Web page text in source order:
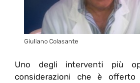
Giuliano Colasante
Uno degli interventi più
considerazioni che è offerto